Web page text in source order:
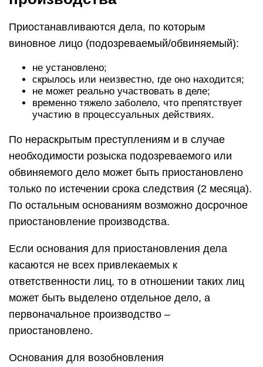
Приостанавливаются дела, по которым
виновное лицо (подозреваемый/обвиняемый):
не установлено;
скрылось или неизвестно, где оно находится;
не может реально участвовать в деле;
временно тяжело заболело, что препятствует
участию в процессуальных действиях.
По нераскрытым преступлениям и в случае
необходимости розыска подозреваемого или
обвиняемого дело может быть приостановлено
только по истечении срока следствия (2 месяца).
По остальным основаниям возможно досрочное
приостановление производства.
Если основания для приостановления дела
касаются не всех привлекаемых к
ответственности лиц, то в отношении таких лиц
может быть выделено отдельное дело, а
первоначальное производство –
приостановлено.
Основания для возобновления